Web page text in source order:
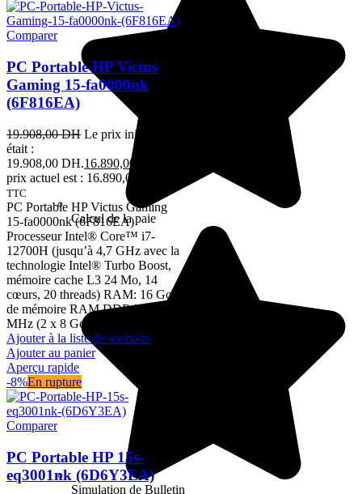
Calcul de la paie
Simulation de Bulletin
Comparer
PC Portable HP Victus
Gaming 15-fa0000nk
(6F816EA)
19.908,00DH Le prix initial
était :
19.908,00 DH.16.890,00
prix actuel est : 16.890,00 DH.
TTC
PC Portable HP Victus Gaming
15-fa0000nk (6F816EA)
Processeur Intel® Core™ i7-
12700H (jusqu’à 4,7 GHz avec la
technologie Intel® Turbo Boost,
mémoire cache L3 24 Mo, 14
cœurs, 20 threads) RAM: 16 Go
de mémoire RAM DDR4-3200
MHz (2 x 8 Go) Disque dur: 1 To
Ajouter à la liste de souhaits
Ajouter au panier
Aperçu rapide
-8%En rupture
Comparer
PC Portable HP 15s-
eq3001nk (6D6Y3EA)